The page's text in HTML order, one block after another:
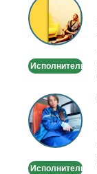
массаж
Исполнитель
Выведение
из
запоя.
Капельница,
Исполнитель